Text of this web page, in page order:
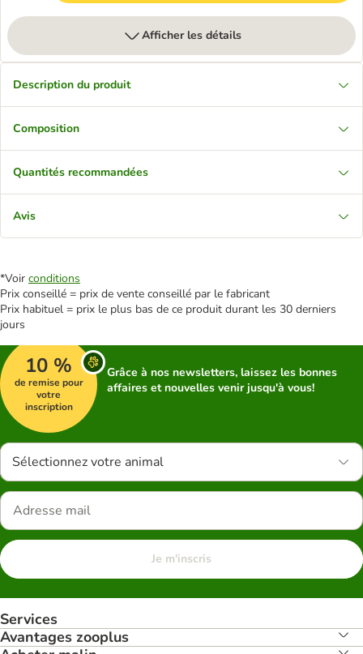
Afficher les détails
Description du produit
Composition
Quantités recommandées
Avis
*Voir conditions
Prix conseillé = prix de vente conseillé par le fabricant
Prix habituel = prix le plus bas de ce produit durant les 30 derniers
jours
10 %
de remise pour
votre
inscription
Grâce à nos newsletters, laissez les bonnes
affaires et nouvelles venir jusqu'à vous!
Sélectionnez votre animal
Je m'inscris
Services
Avantages zooplus